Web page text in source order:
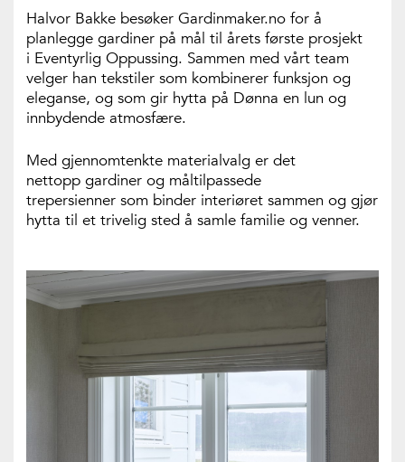
Halvor Bakke besøker Gardinmaker.no for å
planlegge gardiner på mål til årets første prosjekt
i Eventyrlig Oppussing. Sammen med vårt team
velger han tekstiler som kombinerer funksjon og
eleganse, og som gir hytta på Dønna en lun og
innbydende atmosfære.
Med gjennomtenkte materialvalg er det
nettopp gardiner og måltilpassede
trepersienner som binder interiøret sammen og gjør
hytta til et trivelig sted å samle familie og venner.